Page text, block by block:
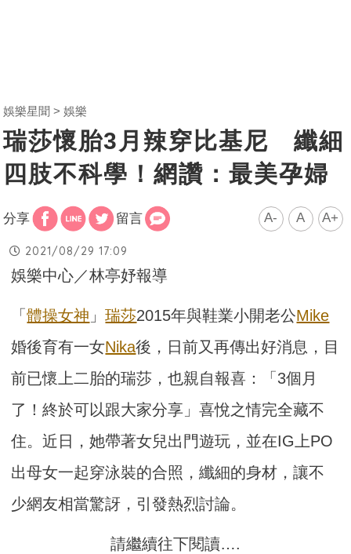
娛樂星聞 娛樂
瑞莎懷胎3月辣穿比基尼 纖細
四肢不科學！網讚：最美孕婦
分享 留言 A- A A+
2021/08/29 17:09
娛樂中心／林亭妤報導
「體操女神 」瑞莎2015年與鞋業小開老公Mike
婚後育有一女Nika後，日前又再傳出好消息，目
前已懷上二胎的瑞莎，也親自報喜：「3個月
了！終於可以跟大家分享」喜悅之情完全藏不
住。近日，她帶著女兒出門遊玩，並在IG上PO
出母女一起穿泳裝的合照，纖細的身材，讓不
少網友相當驚訝，引發熱烈討論。
請繼續往下閱讀….